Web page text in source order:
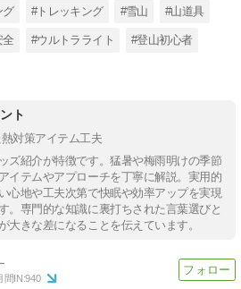
グ #トレッキング #雪山 #山道具
全 #ウルトラライト #登山初心者
ト
対策アイテム工夫
ズ紹介が特徴です。猛暑や梅雨明けの季節
イテムやアプローチを丁寧に解説。実用的
心地や工夫次第で快眠や効率アップを実現
。専門的な知識に裏打ちされた言葉選びと
大きな差になることを伝えています。
間IN:940